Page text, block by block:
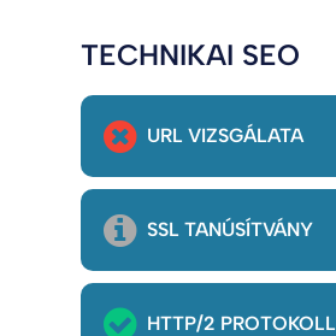
TECHNIKAI SEO
URL VIZSGÁLATA
SSL TANÚSÍTVÁNY
HTTP/2 PROTOKOLL